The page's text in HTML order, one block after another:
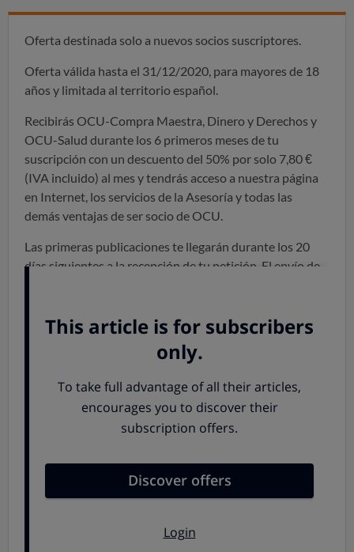
Oferta destinada solo a nuevos socios suscriptores.
Oferta válida hasta el 31/12/2020, para mayores de 18
años y limitada al territorio español.
Recibirás OCU-Compra Maestra, Dinero y Derechos y
OCU-Salud durante los 6 primeros meses de tu
suscripción con un descuento del 50% por solo 7,80 €
(IVA incluido) al mes y tendrás acceso a nuestra página
en Internet, los servicios de la Asesoría y todas las
demás ventajas de ser socio de OCU.
Las primeras publicaciones te llegarán durante los 20
días siguientes a la recepción de tu petición. El envío de
sanitaria.
Tu cuota como socio de OCU está incluida en el precio
Tienes un plazo de catorce días naturales desde la
suscripción al servicio para desistir del presente
normativa de defensa de los consumidores y usuarios.
OCU EDICIONES, S.A. te garantiza la posibilidad de
cancelar tu suscripción (de duración indefinida) en
comuniques la cancelación por teléfono, correo postal o